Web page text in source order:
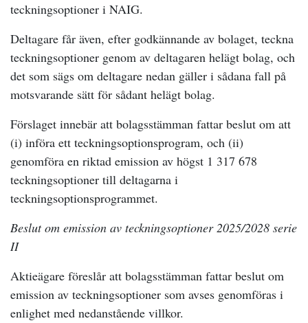
teckningsoptioner i NAIG.
Deltagare får även, efter godkännande av bolaget, teckna
teckningsoptioner genom av deltagaren helägt bolag, och
det som sägs om deltagare nedan gäller i sådana fall på
motsvarande sätt för sådant helägt bolag.
Förslaget innebär att bolagsstämman fattar beslut om att
(i) införa ett teckningsoptionsprogram, och (ii)
genomföra en riktad emission av högst 1 317 678
teckningsoptioner till deltagarna i
teckningsoptionsprogrammet.
Beslut om emission av teckningsoptioner 2025/2028 serie
II
Aktieägare föreslår att bolagsstämman fattar beslut om
emission av teckningsoptioner som avses genomföras i
enlighet med nedanstående villkor.